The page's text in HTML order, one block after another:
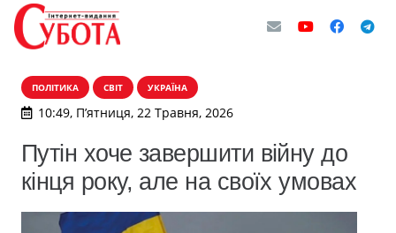
ПОЛІТИКА СВІТ УКРАЇНА
10:49, П’ятниця, 22 Травня, 2026
Путін хоче завершити війну до
кінця року, але на своїх умовах